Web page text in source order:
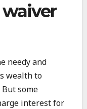
needy and
wealth to
some
interest for